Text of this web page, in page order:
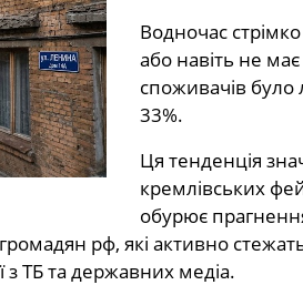
Водночас
або навіть не
споживачів
33%.
Ця тенденція
кремлівських
обурює
рф, які активно
з ТБ та державних медіа.